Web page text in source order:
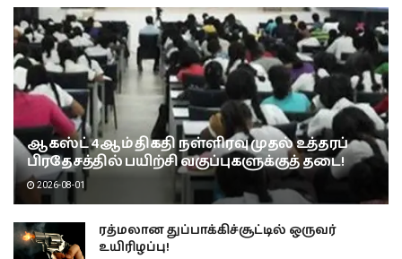
ஆகஸ்ட் 4ஆம் திகதி நள்ளிரவு முதல் உத்தரப்
பிரதேசத்தில் பயிற்சி வகுப்புகளுக்குத் தடை!
2026-08-01
ரத்மலான துப்பாக்கிச்சூட்டில் ஒருவர்
உயிரிழப்பு!